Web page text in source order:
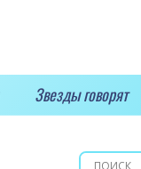
Звезды говорят